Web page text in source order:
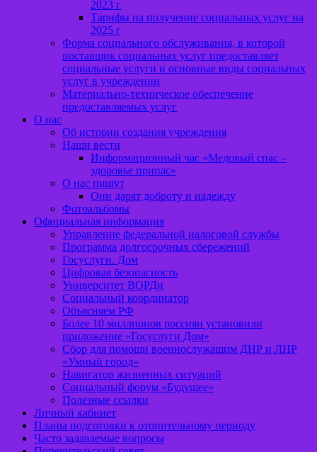
2023 г
Тарифы на получение социальных услуг на
2025 г
Форма социального обслуживания, в которой
поставщик социальных услуг предоставляет
социальные услуги и основные виды социальных
услуг в учреждении
Материально-техническое обеспечение
предоставляемых услуг
О нас
Об истории создания учреждения
Наши вести
Информационный час «Медовый спас –
здоровье припас»
О нас пишут
Они дарят доброту и надежду
Фотоальбомы
Официальная информация
Управление федеральной налоговой службы
Программа долгосрочных сбережений
Госуслуги. Дом
Цифровая безопасность
Университет ВОРДи
Социальный координатор
Объясняем РФ
Более 10 миллионов россиян установили
приложение «Госуслуги Дом»
Сбор для помощи военнослужащим ДНР и ЛНР
«Умный город»
Навигатор жизненных ситуаций
Социальный форум «Будущее»
Полезные ссылки
Личный кабинет
Планы подготовки к отопительному периоду
Часто задаваемые вопросы